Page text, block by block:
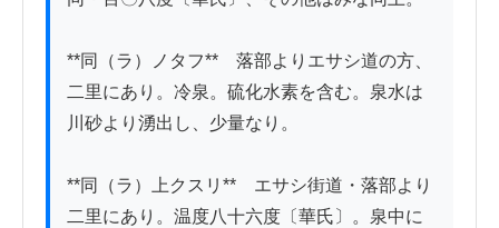
**同（ラ）ノタフ**　落部よりエサシ道の方、
二里にあり。冷泉。硫化水素を含む。泉水は
川砂より湧出し、少量なり。
**同（ラ）上クスリ**　エサシ街道・落部より
二里にあり。温度八十六度〔華氏〕。泉中に